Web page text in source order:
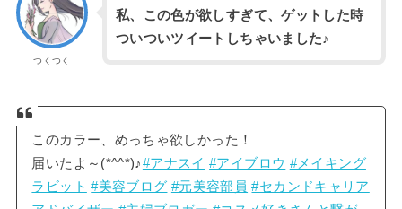
つくつく
私、この色が欲しすぎて、ゲットした時
ついついツイートしちゃいました♪
このカラー、めっちゃ欲しかった！
届いたよ～(*^^*)♪#アナスイ #アイブロウ #メイキング
ラビット #美容ブログ #元美容部員 #セカンドキャリア